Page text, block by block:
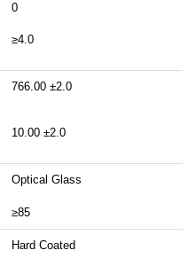
0
≥4.0
766.00 ±2.0
10.00 ±2.0
Optical Glass
≥85
Hard Coated